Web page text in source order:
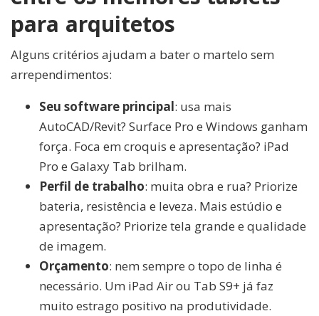
para arquitetos
Alguns critérios ajudam a bater o martelo sem
arrependimentos:
Seu software principal: usa mais
AutoCAD/Revit? Surface Pro e Windows ganham
força. Foca em croquis e apresentação? iPad
Pro e Galaxy Tab brilham.
Perfil de trabalho: muita obra e rua? Priorize
bateria, resistência e leveza. Mais estúdio e
apresentação? Priorize tela grande e qualidade
de imagem.
Orçamento: nem sempre o topo de linha é
necessário. Um iPad Air ou Tab S9+ já faz
muito estrago positivo na produtividade.